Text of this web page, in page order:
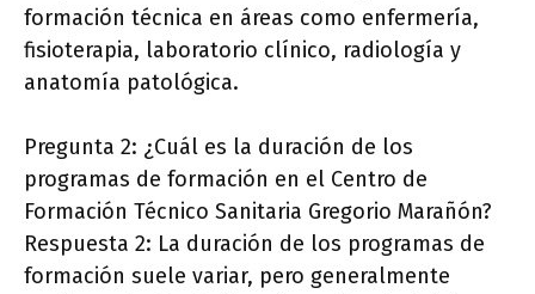
formación técnica en áreas como enfermería,
fisioterapia, laboratorio clínico, radiología y
anatomía patológica.
Pregunta 2: ¿Cuál es la duración de los
programas de formación en el Centro de
Formación Técnico Sanitaria Gregorio Marañón?
Respuesta 2: La duración de los programas de
formación suele variar, pero generalmente